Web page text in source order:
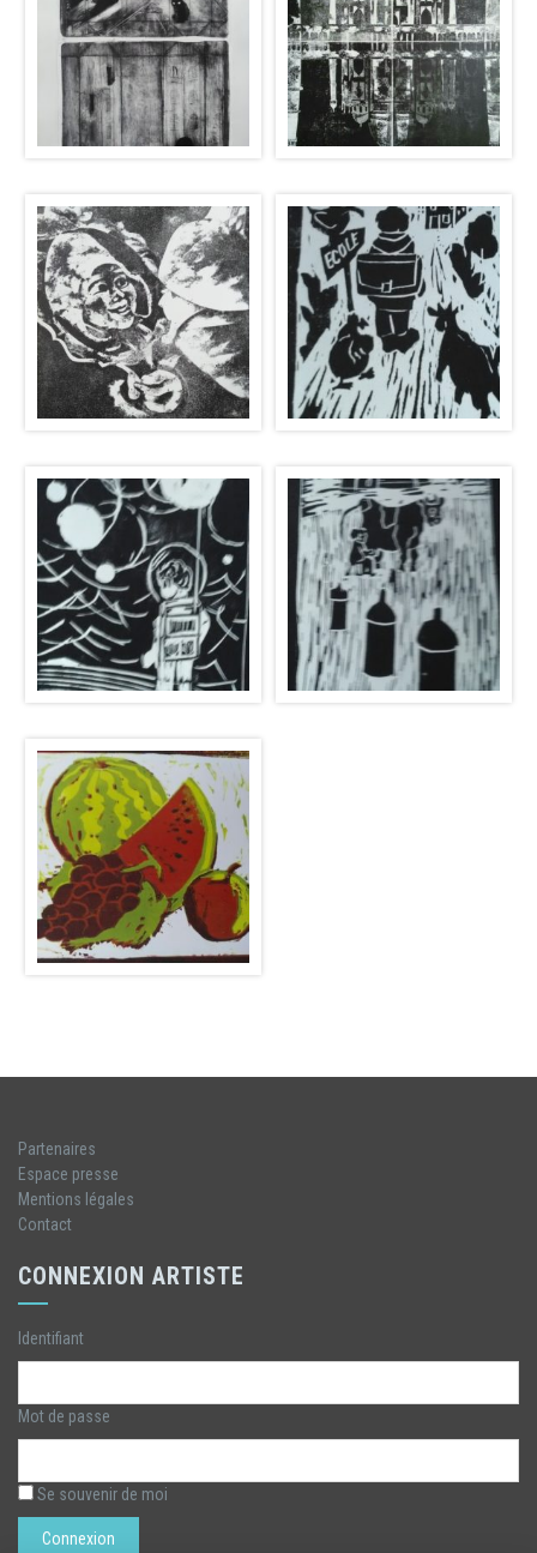
Partenaires
Espace presse
Mentions légales
Contact
CONNEXION ARTISTE
Identifiant
Mot de passe
Se souvenir de moi